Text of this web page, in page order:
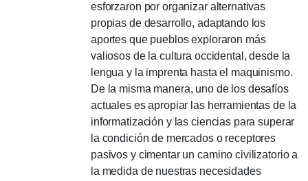
esforzaron por organizar alternativas
propias de desarrollo, adaptando los
aportes que pueblos exploraron más
valiosos de la cultura occidental, desde la
lengua y la imprenta hasta el maquinismo.
De la misma manera, uno de los desafíos
actuales es apropiar las herramientas de la
informatización y las ciencias para superar
la condición de mercados o receptores
pasivos y cimentar un camino civilizatorio a
la medida de nuestras necesidades